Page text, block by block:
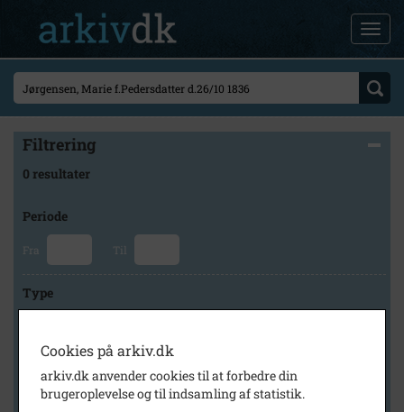
Filtrering
0 resultater
Periode
Fra Til
Type
Arkiv
Lokalarkivet Alsønderup -Tjæreby
Cookies på arkiv.dk
arkiv.dk anvender cookies til at forbedre din
brugeroplevelse og til indsamling af statistik.